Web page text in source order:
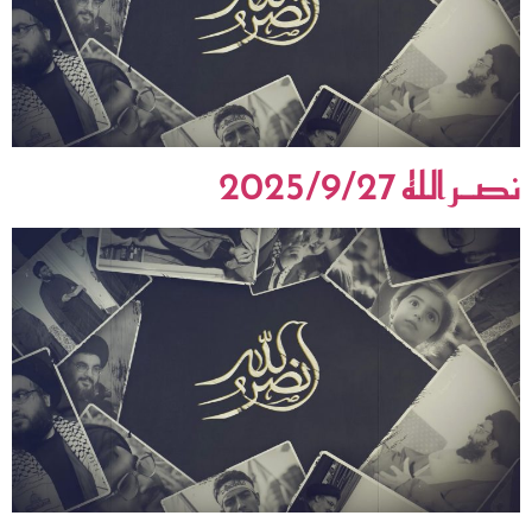
نصـر الله 2025/9/27